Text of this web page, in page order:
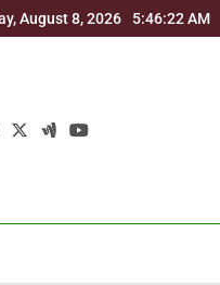
August 8, 2026 5:46:23 AM